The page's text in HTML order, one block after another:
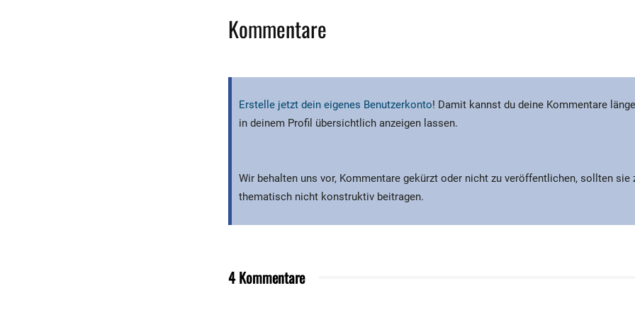
Kommentare
Erstelle jetzt dein eigenes Benutzerkonto! Damit kannst du deine Kommentare
in deinem Profil übersichtlich anzeigen lassen.
Wir behalten uns vor, Kommentare gekürzt oder nicht zu veröffentlichen, sollten sie
thematisch nicht konstruktiv beitragen.
4 Kommentare